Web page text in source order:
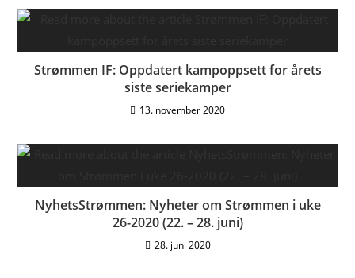
Strømmen IF: Oppdatert kampoppsett for årets
siste seriekamper
13. november 2020
NyhetsStrømmen: Nyheter om Strømmen i uke
26-2020 (22. – 28. juni)
28. juni 2020